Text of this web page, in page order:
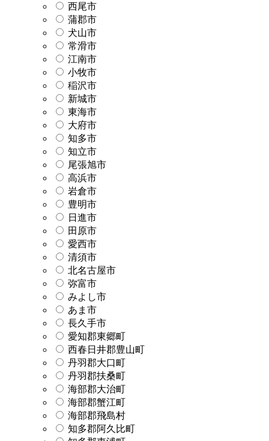
西尾市
蒲郡市
犬山市
常滑市
江南市
小牧市
稲沢市
新城市
東海市
大府市
知多市
知立市
尾張旭市
高浜市
岩倉市
豊明市
日進市
田原市
愛西市
清須市
北名古屋市
弥富市
みよし市
あま市
長久手市
愛知郡東郷町
西春日井郡豊山町
丹羽郡大口町
丹羽郡扶桑町
海部郡大治町
海部郡蟹江町
海部郡飛島村
知多郡阿久比町